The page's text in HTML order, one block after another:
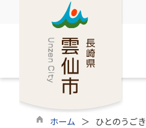
ホーム ひとのうごき